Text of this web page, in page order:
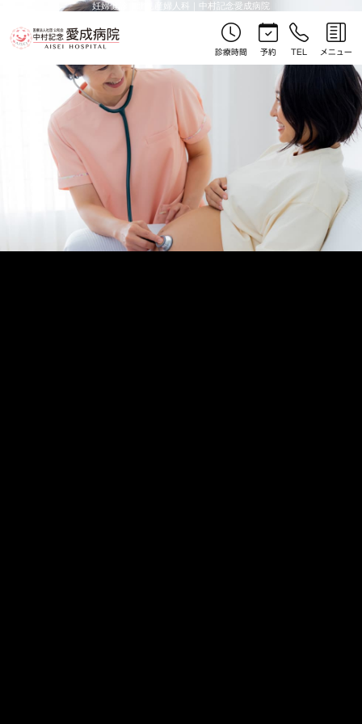
妊婦健診｜北見産婦人科｜中村記念愛成病院
診療時間 予約 TEL メニュー